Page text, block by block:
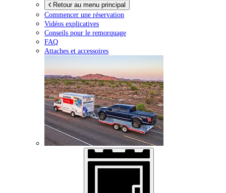
Retour au menu principal
Commencer une réservation
Vidéos explicatives
Conseils pour le remorquage
FAQ
Attaches et accessoires